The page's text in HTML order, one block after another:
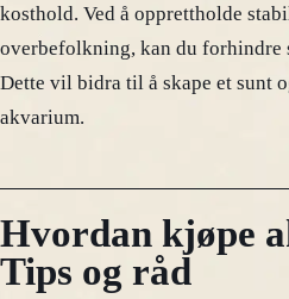
kosthold. Ved å opprettholde
overbefolkning, kan du forhindre
Dette vil bidra til å skape et sunt
akvarium.
Hvordan kjøpe
Tips og råd